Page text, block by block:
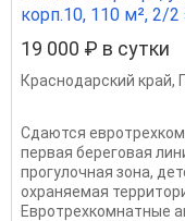
корп.10, 110 м², 2/2
19 000 ₽ в сутки
Краснодарский край,
Сдаются
первая береговая
прогулочная зона,
охраняемая
Евротрехкомнатные